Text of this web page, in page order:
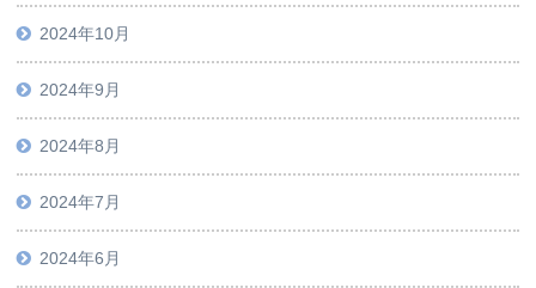
2024年10月
2024年9月
2024年8月
2024年7月
2024年6月